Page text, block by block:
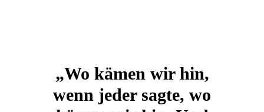
„Wo kämen wir hin,
wenn jeder sagte, wo